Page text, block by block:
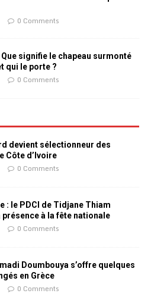
0 Comments
Que signifie le chapeau surmonté
qui le porte ?
0 Comments
devient sélectionneur des
Côte d’Ivoire
0 Comments
: le PDCI de Tidjane Thiam
à la fête nationale
0 Comments
Doumbouya s’offre quelques
en Grèce
0 Comments